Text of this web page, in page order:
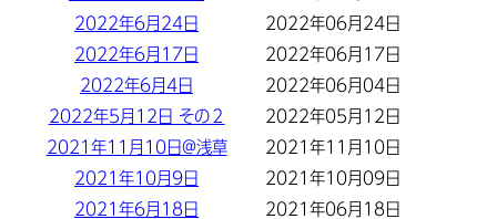
2022年6月24日
2022年06月24日
2022年6月17日
2022年06月17日
2022年6月4日
2022年06月04日
2022年5月12日 その２
2022年05月12日
2021年11月10日@浅草
2021年11月10日
2021年10月9日
2021年10月09日
2021年6月18日
2021年06月18日